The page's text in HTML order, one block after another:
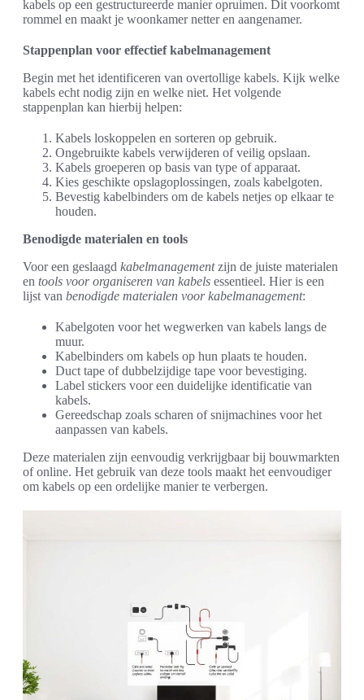
kabels op een gestructureerde manier opruimen. Dit voorkomt
rommel en maakt je woonkamer netter en aangenamer.
Stappenplan voor effectief kabelmanagement
Begin met het identificeren van overtollige kabels. Kijk welke
kabels echt nodig zijn en welke niet. Het volgende
stappenplan kan hierbij helpen:
Kabels loskoppelen en sorteren op gebruik.
Ongebruikte kabels verwijderen of veilig opslaan.
Kabels groeperen op basis van type of apparaat.
Kies geschikte opslagoplossingen, zoals kabelgoten.
Bevestig kabelbinders om de kabels netjes op elkaar te
houden.
Benodigde materialen en tools
Voor een geslaagd kabelmanagementzijn de juiste materialen
en tools voor organiseren van kabels essentieel. Hier is een
lijst van benodigde materialen voor kabelmanagement:
Kabelgoten voor het wegwerken van kabels langs de
muur.
Kabelbinders om kabels op hun plaats te houden.
Duct tape of dubbelzijdige tape voor bevestiging.
Label stickers voor een duidelijke identificatie van
kabels.
Gereedschap zoals scharen of snijmachines voor het
aanpassen van kabels.
Deze materialen zijn eenvoudig verkrijgbaar bij bouwmarkten
of online. Het gebruik van deze tools maakt het eenvoudiger
om kabels op een ordelijke manier te verbergen.